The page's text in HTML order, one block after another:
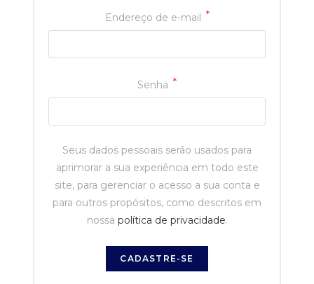
Endereço de e-mail *
Senha *
Seus dados pessoais serão usados para
aprimorar a sua experiência em todo este
site, para gerenciar o acesso a sua conta e
para outros propósitos, como descritos em
nossa política de privacidade.
CADASTRE-SE